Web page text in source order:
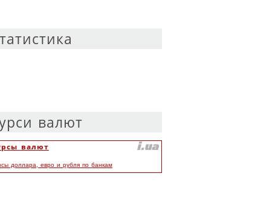
валют
валют
доллара, евро и рубля по банкам